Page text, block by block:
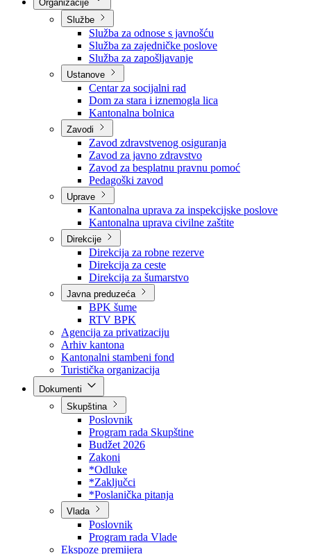
Nadležnosti
Sjednice Vlade
Službe
Služba za odnose s javnošću
Služba za zajedničke poslove
Služba za zapošljavanje
Ustanove
Centar za socijalni rad
Dom za stara i iznemogla lica
Kantonalna bolnica
Zavodi
Zavod zdravstvenog osiguranja
Zavod za javno zdravstvo
Zavod za besplatnu pravnu pomoć
Pedagoški zavod
Uprave
Kantonalna uprava za inspekcijske poslove
Kantonalna uprava civilne zaštite
Direkcije
Direkcija za robne rezerve
Direkcija za ceste
Direkcija za šumarstvo
Javna preduzeća
BPK šume
RTV BPK
Agencija za privatizaciju
Arhiv kantona
Kantonalni stambeni fond
Turistička organizacija
Skupština
Poslovnik
Program rada Skupštine
Budžet 2026
Zakoni
*Odluke
*Zaključci
*Poslanička pitanja
Vlada